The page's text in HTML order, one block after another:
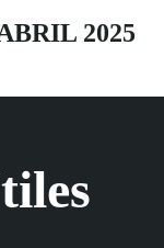
2025